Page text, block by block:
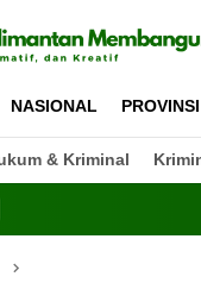
NASIONAL
& Kriminal